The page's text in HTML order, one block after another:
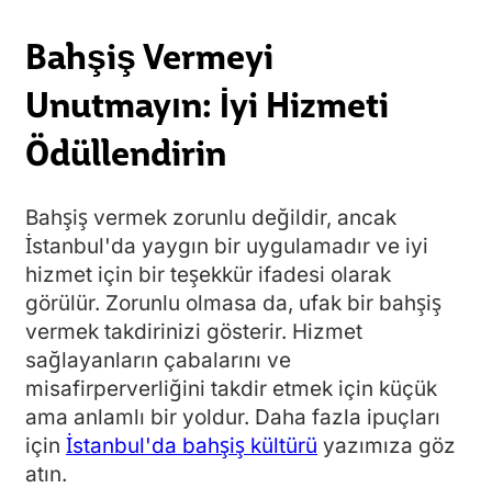
Bahşiş Vermeyi
Unutmayın: İyi Hizmeti
Ödüllendirin
Bahşiş vermek zorunlu değildir, ancak
İstanbul'da yaygın bir uygulamadır ve iyi
hizmet için bir teşekkür ifadesi olarak
görülür. Zorunlu olmasa da, ufak bir bahşiş
vermek takdirinizi gösterir. Hizmet
sağlayanların çabalarını ve
misafirperverliğini takdir etmek için küçük
ama anlamlı bir yoldur. Daha fazla ipuçları
için İstanbul'da bahşiş kültürü yazımıza göz
atın.